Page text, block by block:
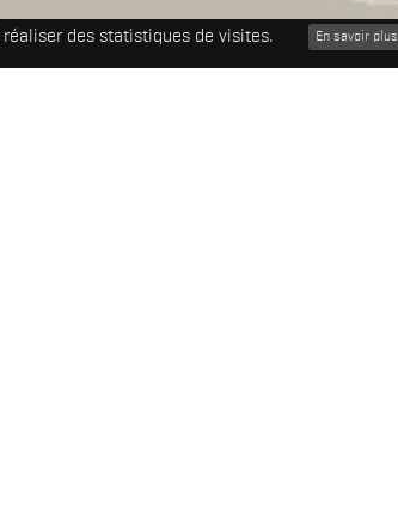
des statistiques de visites. En savoir plus